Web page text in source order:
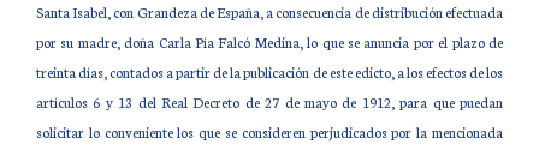
Santa Isabel, con Grandeza de España, a consecuencia de distribución efectuada
por su madre, doña Carla Pía Falcó Medina, lo que se anuncia por el plazo de
treinta días, contados a partir de la publicación de este edicto, a los efectos de los
artículos 6 y 13 del Real Decreto de 27 de mayo de 1912, para que puedan
solicitar lo conveniente los que se consideren perjudicados por la mencionada